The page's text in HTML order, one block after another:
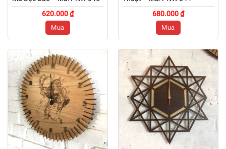
620.000 ₫
Mua
680.000 ₫
Mua